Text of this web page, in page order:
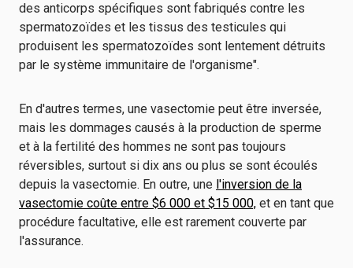
des anticorps spécifiques sont fabriqués contre les
spermatozoïdes et les tissus des testicules qui
produisent les spermatozoïdes sont lentement détruits
par le système immunitaire de l'organisme".
En d'autres termes, une vasectomie peut être inversée,
mais les dommages causés à la production de sperme
et à la fertilité des hommes ne sont pas toujours
réversibles, surtout si dix ans ou plus se sont écoulés
depuis la vasectomie. En outre, une l'inversion de la
vasectomie coûte entre $6 000 et $15 000, et en tant que
procédure facultative, elle est rarement couverte par
l'assurance.